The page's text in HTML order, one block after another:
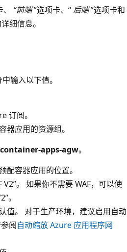
“前端”选项卡、“ 后端”选项卡和
细信息。
输入以下值。
订阅。
器应用的资源组。
apps-agw。
配容器应用的位置。
V2”。 如果你不需要 WAF，可以使
。
值。 对于生产环境，建议启用自动
阅自动缩放 Azure 应用程序网